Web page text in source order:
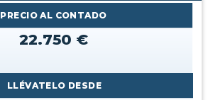
PRECIO AL CONTADO
22.750 €
LLÉVATELO DESDE